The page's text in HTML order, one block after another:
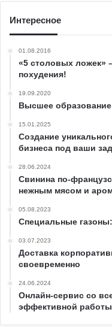
Интересное
01.08.2016
«5 столовых ложек»
похудения!
19.09.2020
Высшее образование
15.01.2025
Создание
бизнеса под ваши
28.06.2024
Свинина по-
нежным мясом и
05.08.2023
Специальные
03.07.2023
Доставка
своевременно
24.06.2024
Онлайн-сервис со
эффективной